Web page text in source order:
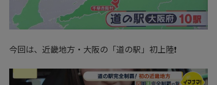
今回は、近畿地方・大阪の「道の駅」初上陸❗